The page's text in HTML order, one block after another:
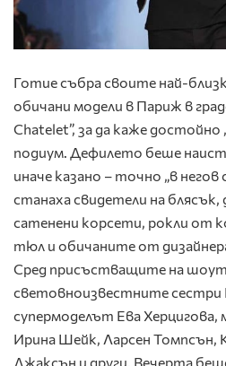
Готие събра своите най-
обичани модели в Париж в
Chatelet”, за да каже
подиум. Дефилето беше
иначе казано – точно „в
станаха свидетели на
сатенени корсети, рокли от
тюл и обичаните от
Сред присъстващите на
световноизвестните сестри
супермоделът Ева
Ирина Шейк, Ларсен Томпсън,
Джаксън и други. Вечерта